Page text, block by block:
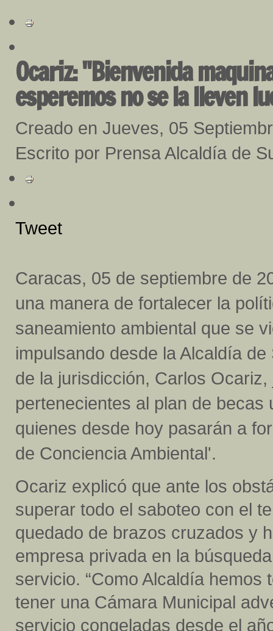
Ocariz: "Bienvenida
esperemos no se la lleven
Creado en Jueves, 05
Escrito por Prensa Alcaldía de
Tweet
Caracas, 05 de septiembre de
una manera de fortalecer la
saneamiento ambiental que se
impulsando desde la Alcaldía de
de la jurisdicción, Carlos
pertenecientes al plan de
quienes desde hoy pasarán a
de Conciencia Ambiental'.
Ocariz explicó que ante los
superar todo el saboteo con el
quedado de brazos cruzados y
empresa privada en la
servicio. “Como Alcaldía
tener una Cámara Municipal
servicio congeladas desde el